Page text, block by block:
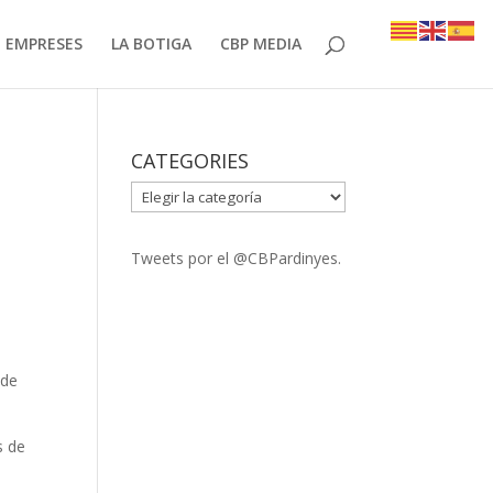
EMPRESES LA BOTIGA CBP MEDIA
de
CATEGORIES
CATEGORIES
Tweets por el @CBPardinyes.